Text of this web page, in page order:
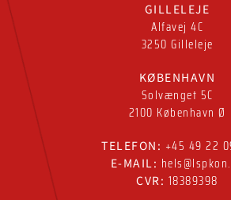
GILLELEJE
Alfavej 4C
3250 Gilleleje
KØBENHAVN
Solvænget 5C
2100 København Ø
TELEFON: +45 49 22
E-MAIL:
CVR: 18389398